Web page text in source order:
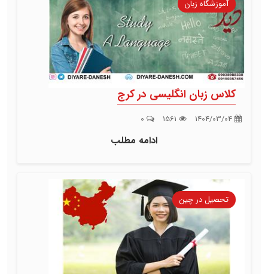
آموزشگاه زبان
کلاس زبان انگلیسی در کرج
ادامه مطلب
تحصیل در چین